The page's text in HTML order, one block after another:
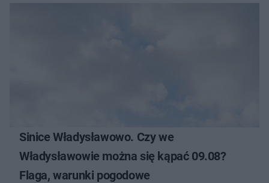
Sinice Władysławowo. Czy we
Władysławowie można się kąpać 09.08?
Flaga, warunki pogodowe